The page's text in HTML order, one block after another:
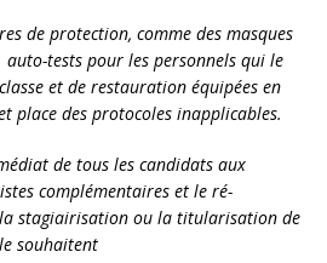
de protection, comme des masques
auto-tests pour les personnels qui le
et de restauration équipées en
place des protocoles inapplicables.
de tous les candidats aux
complémentaires et le ré-
la stagiairisation ou la titularisation de
souhaitent